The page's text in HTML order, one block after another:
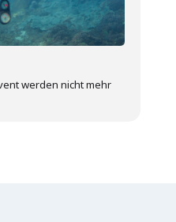
werden nicht mehr